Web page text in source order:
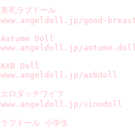
美乳ラブドール
www.angeldoll.jp/good-
Aotume Doll
www.angeldoll.jp/aotume-
AXB Doll
www.angeldoll.jp/axbdoll
エロダッチワイフ
www.angeldoll.jp/sinodoll
ラブドール 小学生